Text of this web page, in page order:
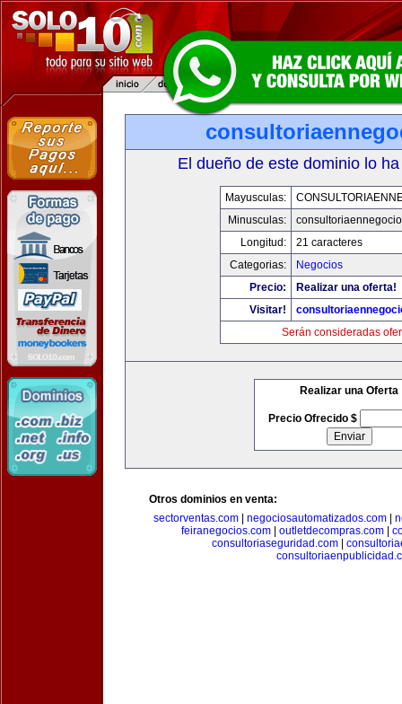
El dueño de este dominio lo
Mayusculas:
Minusculas:
Longitud:
21 caracteres
Categorias:
Negocios
Precio:
Realizar una oferta!
Visitar!
Serán consideradas
Realizar una Oferta
Precio Ofrecido $
Otros dominios en venta:
sectorventas.com
negociosautomatizados.com
feiranegocios.com| outletdecompras.com|
consultoriaseguridad.com